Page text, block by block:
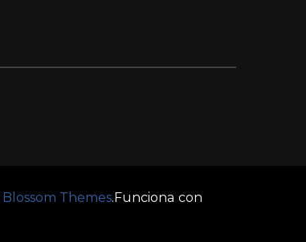
Blossom Themes.Funciona con